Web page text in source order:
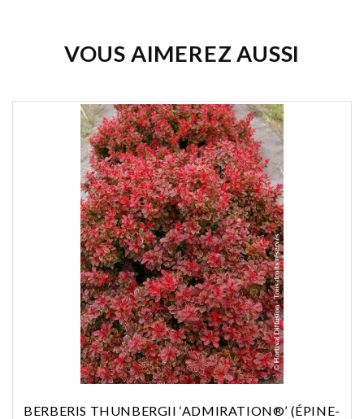
VOUS AIMEREZ AUSSI
BERBERIS THUNBERGII ‘ADMIRATION®’ (ÉPINE-